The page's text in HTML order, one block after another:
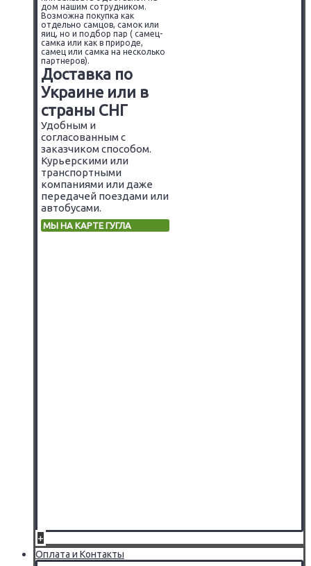
дом нашим сотрудником.
Возможна покупка как
отдельно самцов, самок или
яиц, но и подбор пар ( самец-
самка или как в природе,
самец или самка на несколько
партнеров).
Доставка по
Украине или в
страны СНГ
Удобным и
согласованным с
заказчиком способом.
Курьерскими или
транспортными
компаниями или даже
передачей поездами или
автобусами.
МЫ НА КАРТЕ ГУГЛА
+
Оплата и Контакты